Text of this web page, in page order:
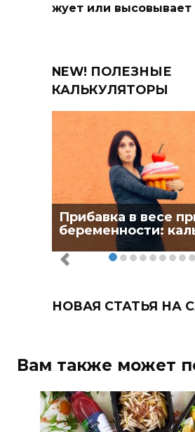
жует или высовывает
NEW! ПОЛЕЗНЫЕ
КАЛЬКУЛЯТОРЫ
Прибавка в весе
беременности:
НОВАЯ СТАТЬЯ НА
Вам также может